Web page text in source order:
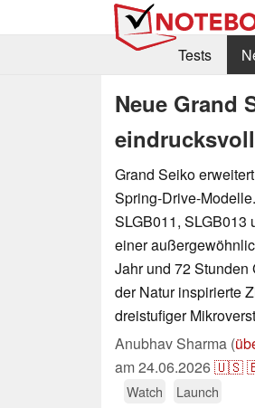
Tests
Neue Grand
Grand Seiko
Spring-Drive-
SLGB011, SLGB013
einer
Jahr und 72 Stunden
der Natur inspirierte
dreistufiger
Anubhav Sharma (
am24.06.2026🇺🇸
Watch Launch